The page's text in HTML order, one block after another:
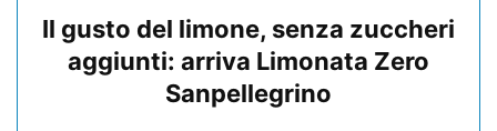
Il gusto del limone, senza zuccheri
aggiunti: arriva Limonata Zero
Sanpellegrino